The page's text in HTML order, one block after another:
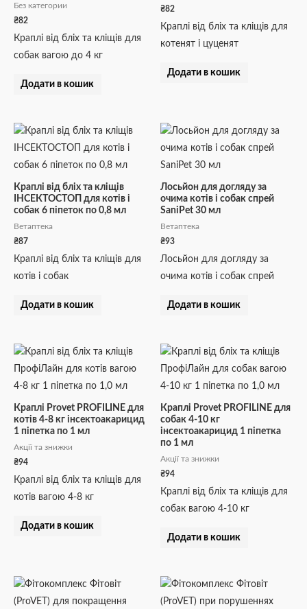
Без категории
₴82
Краплі від бліх та кліщів для
собак вагою до 4 кг
Додати в кошик
₴82
Краплі від бліх та кліщів для
котенят і цуценят
Додати в кошик
Краплі від бліх та кліщів
ІНСЕКТОСТОП для котів і
собак 6 піпеток по 0,8 мл
Ветаптека
₴87
Краплі від бліх та кліщів для
котів і собак
Додати в кошик
Лосьйон для догляду за
очима котів і собак спрей
SaniPet 30 мл
Ветаптека
₴93
Лосьйон для догляду за
очима котів і собак спрей
Додати в кошик
Краплі Provet PROFILINE для
котів 4-8 кг інсектоакарицид
1 піпетка по 1 мл
Акції та знижки
₴94
Краплі від бліх та кліщів для
котів вагою 4-8 кг
Додати в кошик
Краплі Provet PROFILINE для
собак 4-10 кг
інсектоакарицид 1 піпетка
по 1 мл
Акції та знижки
₴94
Краплі від бліх та кліщів для
собак вагою 4-10 кг
Додати в кошик